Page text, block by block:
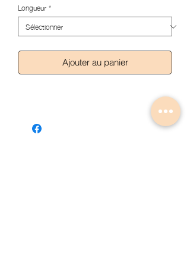
Longueur*
Ajouter au panier